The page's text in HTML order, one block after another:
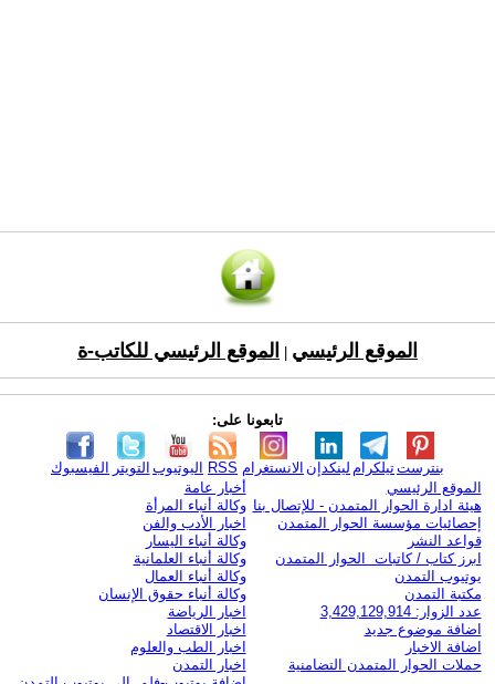
الموقع الرئيسي الموقع الرئيسي للكاتب-ة
تابعونا على:
الفيسبوك التويتر اليوتيوب RSS الانستغرام لينكدإن تيلكرامبنترست
الموقع الرئيسي
هيئة ادارة الحوار المتمدن - للإتصال بنا
إحصائيات مؤسسة الحوار المتمدن
قواعد النشر
ابرز كتاب / كاتبات الحوار المتمدن
يوتيوب التمدن
مكتبة التمدن
عدد الزوار: 3,429,129,914
اضافة موضوع جديد
اضافة الاخبار
حملات الحوار المتمدن التضامنية
أخبار عامة
وكالة أنباء المرأة
اخبار الأدب والفن
وكالة أنباء اليسار
وكالة أنباء العلمانية
وكالة أنباء العمال
وكالة أنباء حقوق الإنسان
اخبار الرياضة
اخبار الاقتصاد
اخبار الطب والعلوم
اخبار التمدن